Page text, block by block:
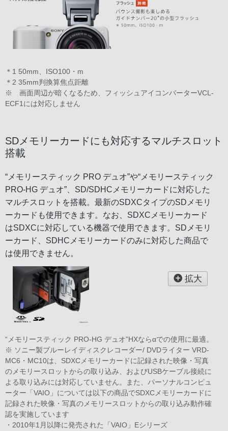
＊1 50mm、ISO100・m
＊2 35mm判換算焦点距離
※ 画面周辺が暗くなるため、フィッシュアイコンバーターVCL-
ECF1には対応しません
SDメモリーカードにも対応するマルチスロット
搭載
“メモリースティック PRO デュオ”や“メモリースティック
PRO-HG デュオ”、SD/SDHCメモリーカードに対応した
マルチスロットを搭載。最新のSDXCタイプのSDメモリ
ーカードも使用できます。なお、SDXCメモリーカード
はSDXCに対応している機器で使用できます。SDメモリ
ーカード、SDHCメモリーカードのみに対応した商品で
は使用できません。
拡大
“メモリースティック PRO-HG デュオ”HXならαでの使用に最適。
※ ソニー製ブルーレイディスクレコーダー/ DVDライター VRD-
MC6・MC10は、SDXCメモリーカードに記録された映像・写真
のメモリースロットからの取り込み、およびUSBケーブル接続に
よる取り込みには対応していません。また、パーソナルコンピュ
ーター「VAIO」については以下の商品でSDXCメモリーカードに
記録された映像・写真のメモリースロットからの取り込み動作確
認を実施しています
・2010年1月以降に発売された「VAIO」Eシリーズ